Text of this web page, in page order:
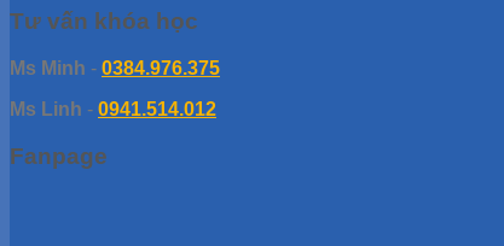
Tư vấn khóa học
Ms Minh - 0384.976.375
Ms Linh - 0941.514.012
Fanpage